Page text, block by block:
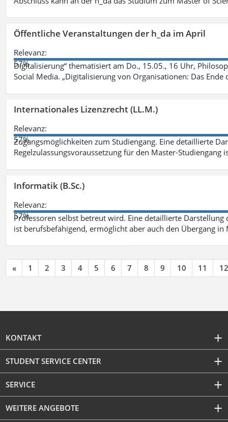
Öffentliche Veranstaltungen der h_da im April
Relevanz:
57%
Digitalisierung“ thematisiert am Do., 15.05., 16 Uhr,
Social Media. „Digitalisierung von Organisationen: Das Ende
Internationales Lizenzrecht (LL.M.)
Relevanz:
57%
Zugangsmöglichkeiten zum Studiengang. Eine detaillierte
Regelzulassungsvoraussetzung für den Master-
Informatik (B.Sc.)
Relevanz:
57%
Professoren selbst betreut wird. Eine detaillierte
ist berufsbefähigend, ermöglicht aber auch den Übergang in
« 1 2 3 4 5 6 7 8 9 10 11 12
KONTAKT
STUDENT SERVICE CENTER
SERVICE
WEITERE ANGEBOTE